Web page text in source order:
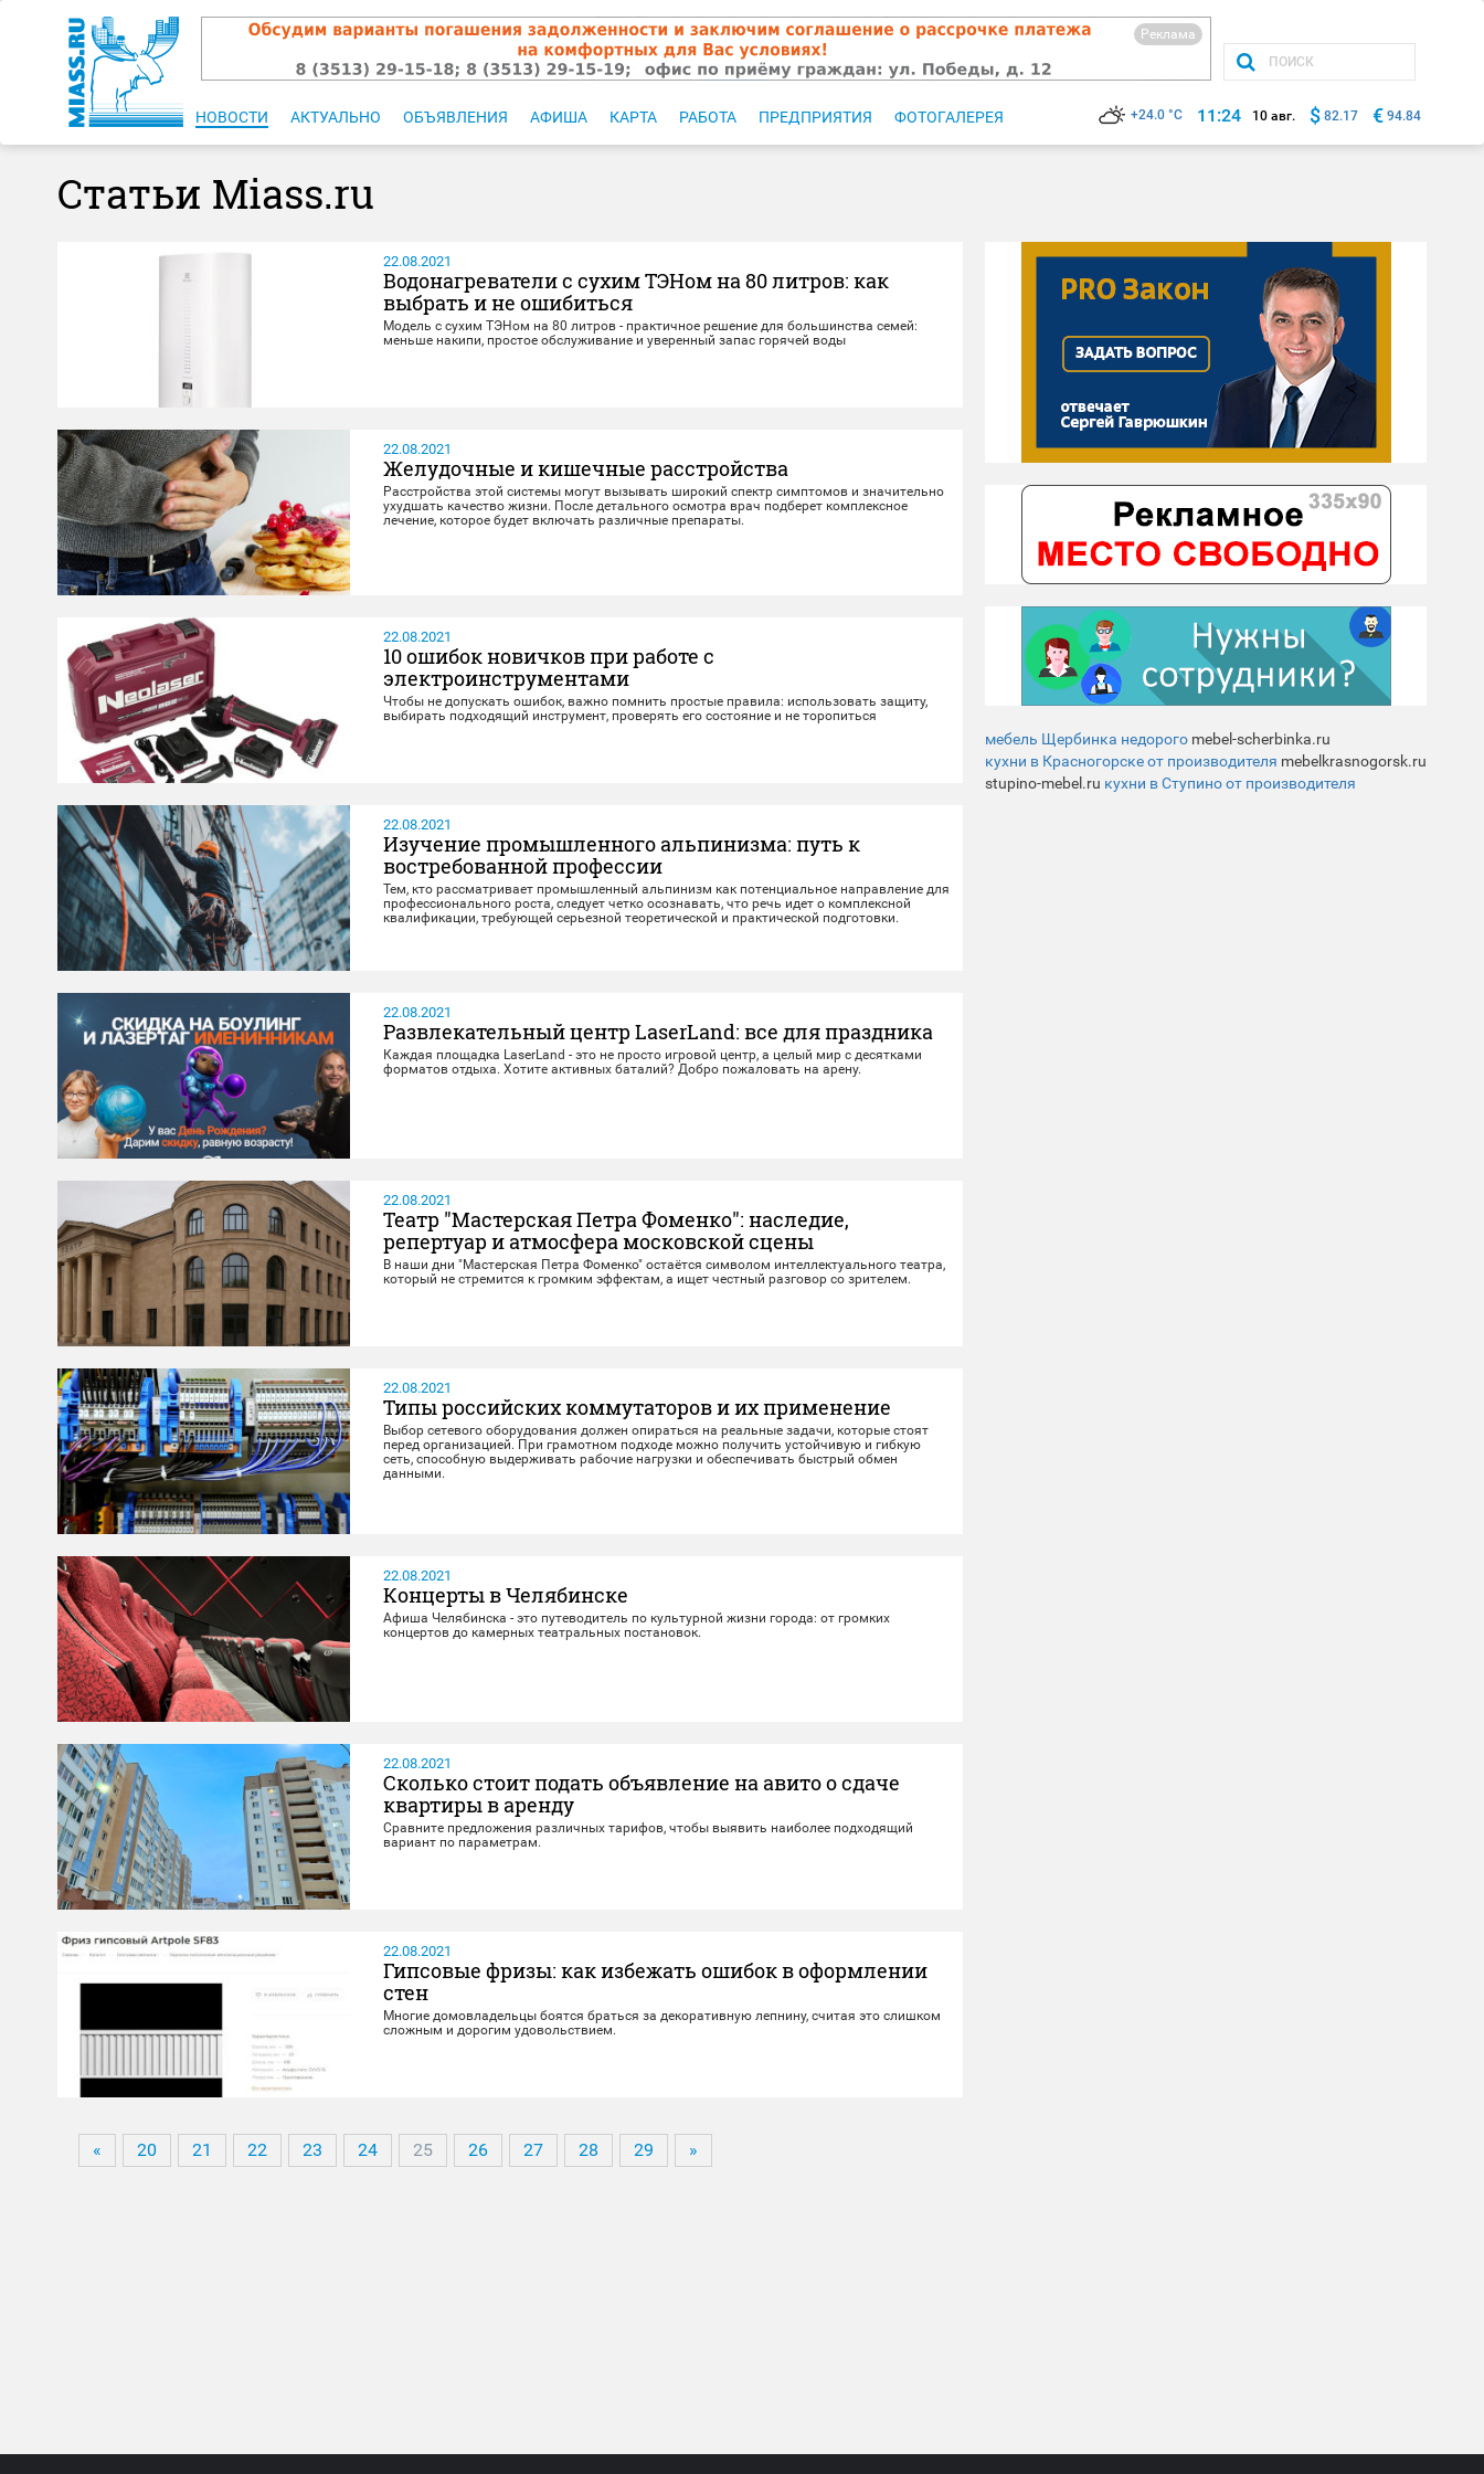
Реклама
НОВОСТИ АКТУАЛЬНО ОБЪЯВЛЕНИЯ АФИША КАРТА РАБОТА ПРЕДПРИЯТИЯ ФОТОГАЛЕРЕЯ +24.0 °C 11:24 10 авг. $ 82.17 € 94.84
Статьи Miass.ru
22.08.2021
Водонагреватели с сухим ТЭНом на 80 литров: как
выбрать и не ошибиться
Модель с сухим ТЭНом на 80 литров - практичное решение для большинства семей:
меньше накипи, простое обслуживание и уверенный запас горячей воды
22.08.2021
Желудочные и кишечные расстройства
Расстройства этой системы могут вызывать широкий спектр симптомов и значительно
ухудшать качество жизни. После детального осмотра врач подберет комплексное
лечение, которое будет включать различные препараты.
22.08.2021
10 ошибок новичков при работе с
электроинструментами
Чтобы не допускать ошибок, важно помнить простые правила: использовать защиту,
выбирать подходящий инструмент, проверять его состояние и не торопиться
22.08.2021
Изучение промышленного альпинизма: путь к
востребованной профессии
Тем, кто рассматривает промышленный альпинизм как потенциальное направление для
профессионального роста, следует четко осознавать, что речь идет о комплексной
квалификации, требующей серьезной теоретической и практической подготовки.
22.08.2021
Развлекательный центр LaserLand: все для праздника
Каждая площадка LaserLand - это не просто игровой центр, а целый мир с десятками
форматов отдыха. Хотите активных баталий? Добро пожаловать на арену.
22.08.2021
Театр "Мастерская Петра Фоменко": наследие,
репертуар и атмосфера московской сцены
В наши дни "Мастерская Петра Фоменко" остаётся символом интеллектуального театра,
который не стремится к громким эффектам, а ищет честный разговор со зрителем.
22.08.2021
Типы российских коммутаторов и их применение
Выбор сетевого оборудования должен опираться на реальные задачи, которые стоят
перед организацией. При грамотном подходе можно получить устойчивую и гибкую
сеть, способную выдерживать рабочие нагрузки и обеспечивать быстрый обмен
данными.
22.08.2021
Концерты в Челябинске
Афиша Челябинска - это путеводитель по культурной жизни города: от громких
концертов до камерных театральных постановок.
22.08.2021
Сколько стоит подать объявление на авито о сдаче
квартиры в аренду
Сравните предложения различных тарифов, чтобы выявить наиболее подходящий
вариант по параметрам.
22.08.2021
Гипсовые фризы: как избежать ошибок в оформлении
стен
Многие домовладельцы боятся браться за декоративную лепнину, считая это слишком
сложным и дорогим удовольствием.
« 20 21 22 23 24 25 26 27 28 29 »
мебель Щербинка недорого mebel-scherbinka.ru
кухни в Красногорске от производителя mebelkrasnogorsk.ru
stupino-mebel.ru кухни в Ступино от производителя